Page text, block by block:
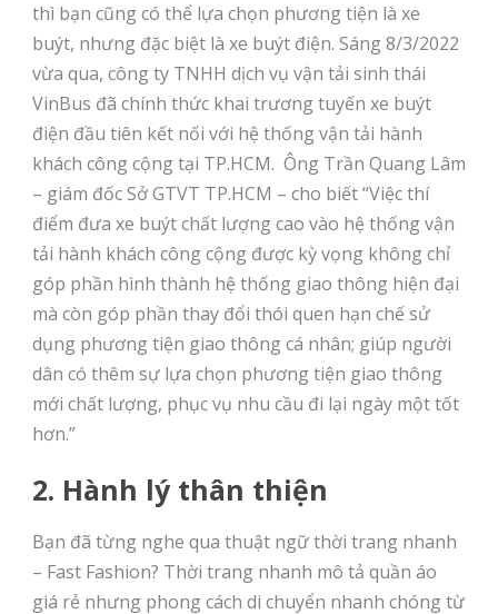
thì bạn cũng có thể lựa chọn phương tiện là xe
buýt, nhưng đặc biệt là xe buýt điện. Sáng 8/3/2022
vừa qua, công ty TNHH dịch vụ vận tải sinh thái
VinBus đã chính thức khai trương tuyến xe buýt
điện đầu tiên kết nối với hệ thống vận tải hành
khách công cộng tại TP.HCM. Ông Trần Quang Lâm
– giám đốc Sở GTVT TP.HCM – cho biết “Việc thí
điểm đưa xe buýt chất lượng cao vào hệ thống vận
tải hành khách công cộng được kỳ vọng không chỉ
góp phần hình thành hệ thống giao thông hiện đại
mà còn góp phần thay đổi thói quen hạn chế sử
dụng phương tiện giao thông cá nhân; giúp người
dân có thêm sự lựa chọn phương tiện giao thông
mới chất lượng, phục vụ nhu cầu đi lại ngày một tốt
hơn.”
2. Hành lý thân thiện
Bạn đã từng nghe qua thuật ngữ thời trang nhanh
– Fast Fashion? Thời trang nhanh mô tả quần áo
giá rẻ nhưng phong cách di chuyển nhanh chóng từ